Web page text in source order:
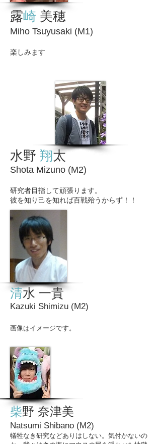
露崎 美穂
Miho Tsuyusaki (M1)
​楽しみます
水野 翔太
Shota Mizuno (M2)
研究者目指して頑張ります。
彼を知り己を知れば百戦殆うからず ​！！
清水 一貴
Kazuki Shimizu (M2)
画像はイメージです。
柴野 奈津美
Natsumi Shibano (M2)
犠牲なき研究などありはしない。気付かないの